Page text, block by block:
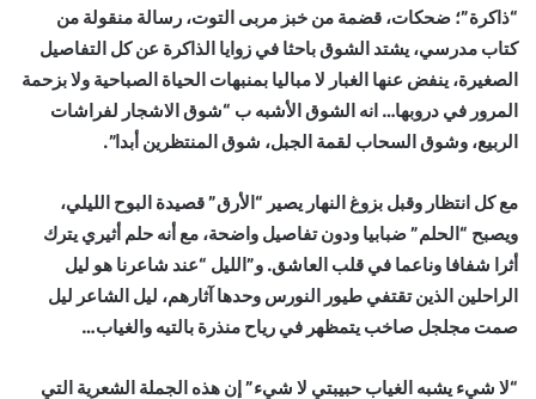
“ذاكرة”؛ ضحكات، قضمة من خبز مربى التوت، رسالة منقولة من
كتاب مدرسي، يشتد الشوق باحثا في زوايا الذاكرة عن كل التفاصيل
الصغيرة، ينفض عنها الغبار لا مباليا بمنبهات الحياة الصباحية ولا بزحمة
المرور في دروبها… انه الشوق الأشبه ب “شوق الاشجار لفراشات
الربيع، وشوق السحاب لقمة الجبل، شوق المنتظرين أبدا”.
مع كل انتظار وقبل بزوغ النهار يصير “الأرق” قصيدة البوح الليلي،
ويصبح “الحلم” ضبابيا ودون تفاصيل واضحة، مع أنه حلم أثيري يترك
أثرا شفافا وناعما في قلب العاشق. و”الليل “عند شاعرنا هو ليل
الراحلين الذين تقتفي طيور النورس وحدها آثارهم، ليل الشاعر ليل
صمت مجلجل صاخب يتمظهر في رياح منذرة بالتيه والغياب…
“لا شيء يشبه الغياب حبيبتي لا شيء” إن هذه الجملة الشعرية التي